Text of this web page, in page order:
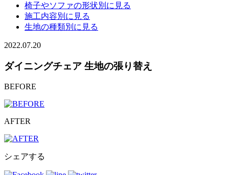
椅子やソファの形状別に見る
施工内容別に見る
生地の種類別に見る
2022.07.20
ダイニングチェア 生地の張り替え
BEFORE
AFTER
シェアする